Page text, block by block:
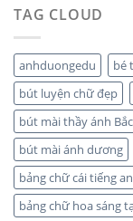
TAG CLOUD
anhduongedu bé
bút luyện chữ đẹp
bút mài thầy ánh
bút mài ánh dương
bảng chữ cái tiếng
bảng chữ hoa sáng